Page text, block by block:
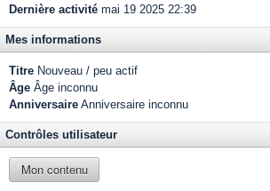
Dernière activité mai 19 2025 22:39
Mes informations
Titre Nouveau / peu actif
Âge Âge inconnu
Anniversaire Anniversaire inconnu
Contrôles utilisateur
Mon contenu